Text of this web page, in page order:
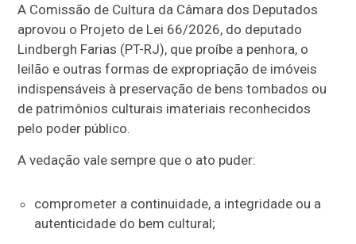
A Comissão de Cultura da Câmara dos Deputados
aprovou o Projeto de Lei 66/2026, do deputado
Lindbergh Farias (PT-RJ), que proíbe a penhora, o
leilão e outras formas de expropriação de imóveis
indispensáveis à preservação de bens tombados ou
de patrimônios culturais imateriais reconhecidos
pelo poder público.
A vedação vale sempre que o ato puder:
comprometer a continuidade, a integridade ou a
autenticidade do bem cultural;